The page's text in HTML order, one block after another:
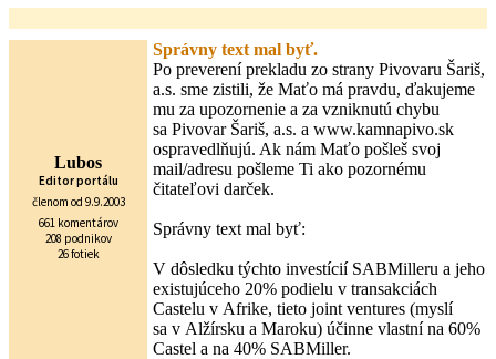
Lubos
Editor portálu
členom od 9.9.2003
661 komentárov
208 podnikov
26 fotiek
Správny text mal byť.
Po preverení prekladu zo strany Pivovaru Šariš,
a.s. sme zistili, že Maťo má pravdu, ďakujeme
mu za upozornenie a za vzniknutú chybu
sa Pivovar Šariš, a.s. a www.kamnapivo.sk
ospravedlňujú. Ak nám Maťo pošleš svoj
mail/adresu pošleme Ti ako pozornému
čitateľovi darček.
Správny text mal byť:
V dôsledku týchto investícií SABMilleru a jeho
existujúceho 20% podielu v transakciách
Castelu v Afrike, tieto joint ventures (myslí
sa v Alžírsku a Maroku) účinne vlastní na 60%
Castel a na 40% SABMiller.